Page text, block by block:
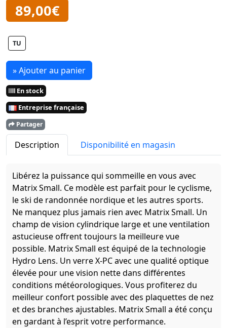
89,00€
TU
» Ajouter au panier
En stock
Entreprise française
Partager
Description Disponibilité en magasin
Libérez la puissance qui sommeille en vous avec
Matrix Small. Ce modèle est parfait pour le cyclisme,
le ski de randonnée nordique et les autres sports.
Ne manquez plus jamais rien avec Matrix Small. Un
champ de vision cylindrique large et une ventilation
astucieuse offrent toujours la meilleure vue
possible. Matrix Small est équipé de la technologie
Hydro Lens. Un verre X-PC avec une qualité optique
élevée pour une vision nette dans différentes
conditions météorologiques. Vous profiterez du
meilleur confort possible avec des plaquettes de nez
et des branches ajustables. Matrix Small a été conçu
en gardant à l’esprit votre performance.